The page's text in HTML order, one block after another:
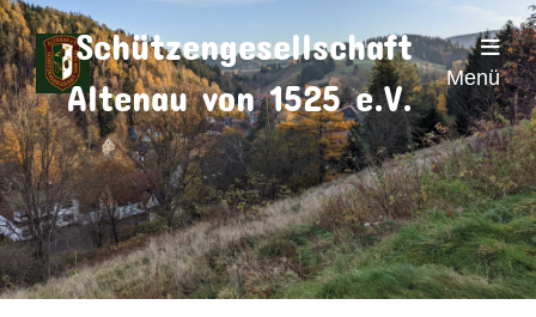
Schützengesellschaft
Altenau von 1525 e.V.
Menü